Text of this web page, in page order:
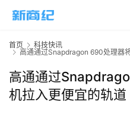
首
页
首页
科技快讯
高通通过Snapdragon 690处理器
高通通过
机拉入更便宜的轨道